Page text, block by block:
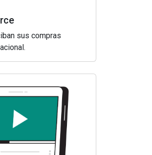
sus compras